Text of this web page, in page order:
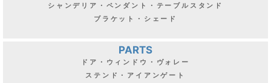
シャンデリア・ペンダント・テーブルスタンド
ブラケット・シェード
PARTS
ドア・ウィンドウ・ヴォレー
ステンド・アイアンゲート